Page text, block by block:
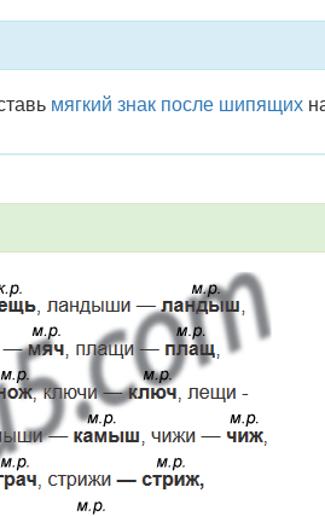
мягкий знак после шипящих